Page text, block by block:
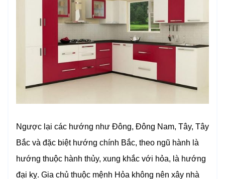
Ngược lại các hướng như Đông, Đông Nam, Tây, Tây
Bắc và đặc biệt hướng chính Bắc, theo ngũ hành là
hướng thuộc hành thủy, xung khắc với hỏa, là hướng
đại kỵ. Gia chủ thuộc mệnh Hỏa không nên xây nhà